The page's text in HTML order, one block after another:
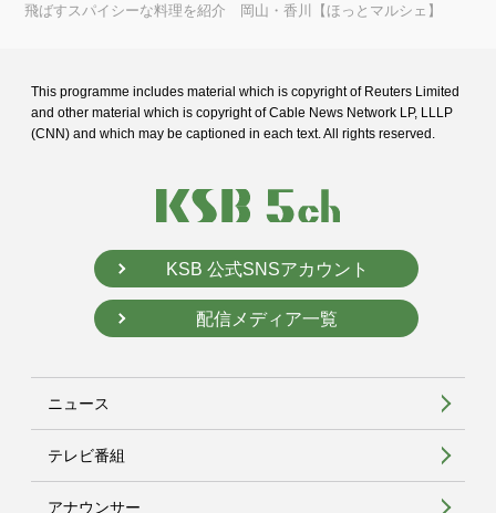
飛ばすスパイシーな料理を紹介 岡山・香川【ほっとマルシェ】
This programme includes material which is copyright of Reuters Limited
and other material which is copyright of Cable News Network LP, LLLP
(CNN) and which may be captioned in each text. All rights reserved.
KSB 公式SNSアカウント
配信メディア一覧
ニュース
テレビ番組
アナウンサー